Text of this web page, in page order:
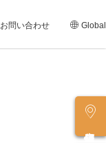
お問い合わせ Global